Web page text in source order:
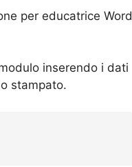
per educatrice Word
inserendo i dati
stampato.